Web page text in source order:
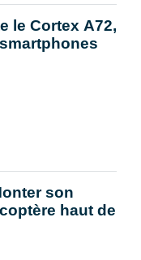
le Cortex A72,
son
haut de